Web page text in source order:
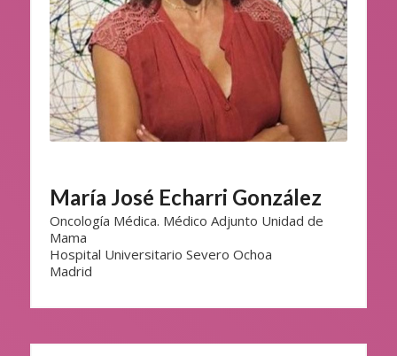
María José Echarri González
Oncología Médica. Médico Adjunto Unidad de
Mama
Hospital Universitario Severo Ochoa
Madrid